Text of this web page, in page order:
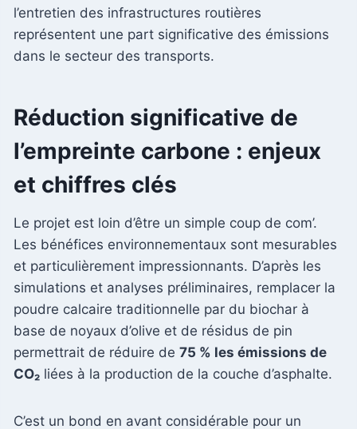
l’entretien des infrastructures routières
représentent une part significative des émissions
dans le secteur des transports.
Réduction significative de
l’empreinte carbone : enjeux
et chiffres clés
Le projet est loin d’être un simple coup de com’.
Les bénéfices environnementaux sont mesurables
et particulièrement impressionnants. D’après les
simulations et analyses préliminaires, remplacer la
poudre calcaire traditionnelle par du biochar à
base de noyaux d’olive et de résidus de pin
permettrait de réduire de 75 % les émissions de
CO₂ liées à la production de la couche d’asphalte.
C’est un bond en avant considérable pour un